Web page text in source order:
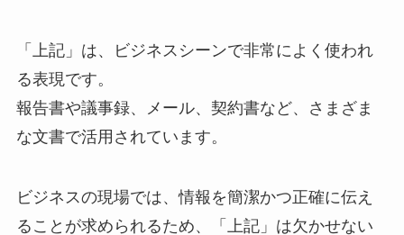
「上記」は、ビジネスシーンで非常によく使われ
る表現です。
報告書や議事録、メール、契約書など、さまざま
な文書で活用されています。
ビジネスの現場では、情報を簡潔かつ正確に伝え
ることが求められるため、「上記」は欠かせない